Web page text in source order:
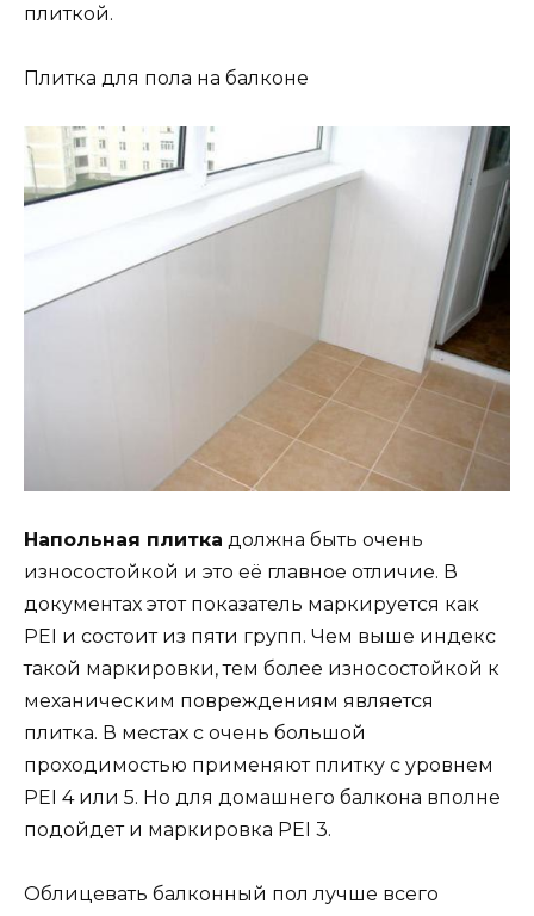
плиткой.
Плитка для пола на балконе
Напольная плитка должна быть очень
износостойкой и это её главное отличие. В
документах этот показатель маркируется как
PEI и состоит из пяти групп. Чем выше индекс
такой маркировки, тем более износостойкой к
механическим повреждениям является
плитка. В местах с очень большой
проходимостью применяют плитку с уровнем
PEI 4 или 5. Но для домашнего балкона вполне
подойдет и маркировка PEI 3.
Облицевать балконный пол лучше всего